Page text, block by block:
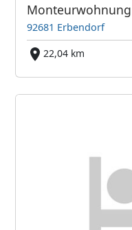
Monteurwohnung
92681 Erbendorf
22,04 km